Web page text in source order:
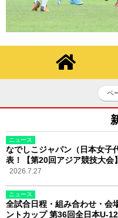
ペ
ニュース
なでしこジャパン（日本女子
表！【第20回アジア競技大会】
2026.7.27
ニュース
全試合日程・組み合わせ・会
ントカップ 第36回全日本U-